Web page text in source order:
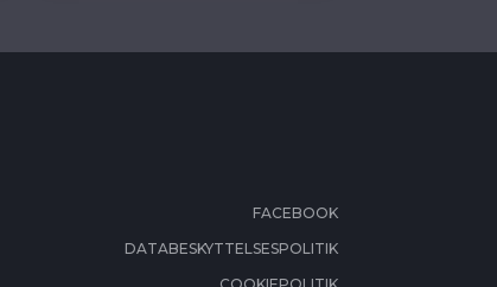
FACEBOOK
DATABESKYTTELSESPOLITIK